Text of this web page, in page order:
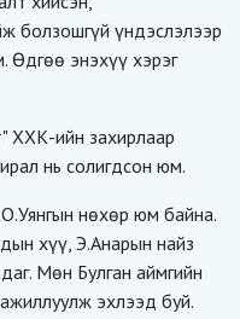
болзошгүй үндэслэлээр
Өдгөө энэхүү хэрэг
ийн захирлаар
нь солигдсон юм.
нөхөр юм байна.
хүү, Э.Анарын найз
Мөн Булган аймгийн
эхлээд буй.